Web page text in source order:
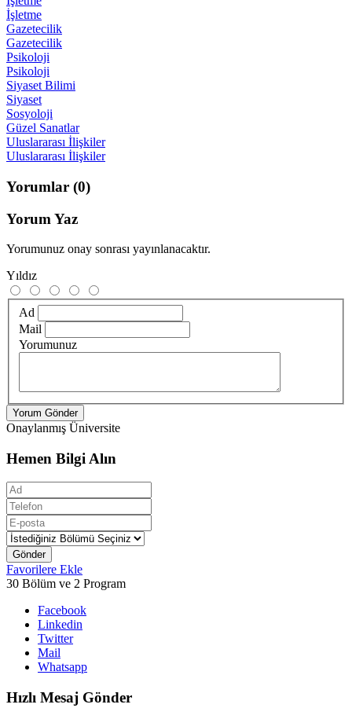
İşletme
Gazetecilik
Gazetecilik
Psikoloji
Psikoloji
Siyaset Bilimi
Siyaset
Sosyoloji
Güzel Sanatlar
Uluslararası İlişkiler
Uluslararası İlişkiler
Yorumlar (0)
Yorum Yaz
Yorumunuz onay sonrası yayınlanacaktır.
Yıldız
Ad
Mail
Yorumunuz
Yorum Gönder
Onaylanmış Üniversite
Hemen Bilgi Alın
Gönder
Favorilere Ekle
30 Bölüm ve 2 Program
Facebook
Linkedin
Twitter
Mail
Whatsapp
Hızlı Mesaj Gönder